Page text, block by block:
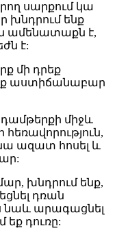
սարքում կա
խնդրում ենք
ն ամենատաքն է,
է:
մի դրեք
աստիճանաբար
միջև
ազատ հոսել և
խնդրում ենք,
դռան
նաև արագացնել
եք դուռը: